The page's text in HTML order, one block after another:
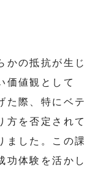
かの抵抗が生じ
価値観として
た際、特にベテ
方を否定されて
ました。この課
功体験を活かし